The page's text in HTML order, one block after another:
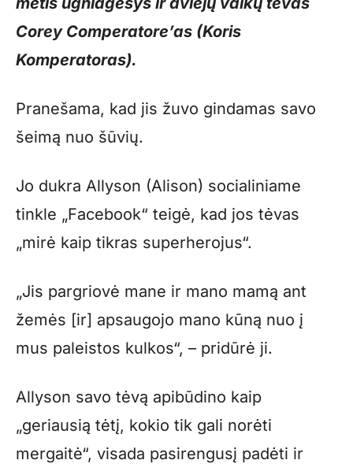
Corey Comperatore’as (Koris
Komperatoras).
Pranešama, kad jis žuvo gindamas savo
šeimą nuo šūvių.
Jo dukra Allyson (Alison) socialiniame
tinkle „Facebook“ teigė, kad jos tėvas
„mirė kaip tikras superherojus“.
„Jis pargriovė mane ir mano mamą ant
žemės [ir] apsaugojo mano kūną nuo į
mus paleistos kulkos“, – pridūrė ji.
Allyson savo tėvą apibūdino kaip
„geriausią tėtį, kokio tik gali norėti
mergaitė“, visada pasirengusį padėti ir